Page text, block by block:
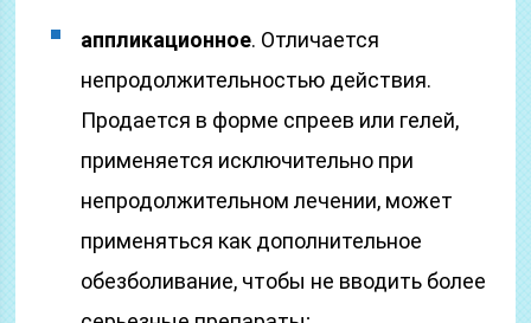
аппликационное. Отличается
непродолжительностью действия.
Продается в форме спреев или гелей,
применяется исключительно при
непродолжительном лечении, может
применяться как дополнительное
обезболивание, чтобы не вводить более